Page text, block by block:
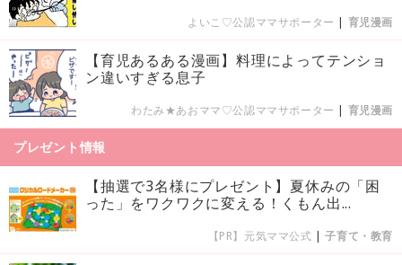
よいこ♡公認ママサポーター | 育児漫画
【育児あるある漫画】料理によってテンショ
ン違いすぎる息子
わたみ★あおママ♡公認ママサポーター | 育児漫画
プレゼント情報
【抽選で3名様にプレゼント】夏休みの「困
った」をワクワクに変える！くもん出...
【PR】元気ママ公式 |子育て・教育